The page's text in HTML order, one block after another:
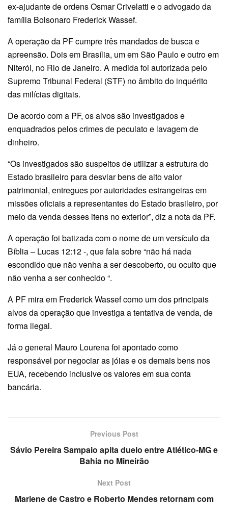
ex-ajudante de ordens Osmar Crivelatti e o advogado da
família Bolsonaro Frederick Wassef.
A operação da PF cumpre três mandados de busca e
apreensão. Dois em Brasília, um em São Paulo e outro em
Niterói, no Rio de Janeiro. A medida foi autorizada pelo
Supremo Tribunal Federal (STF) no âmbito do inquérito
das milícias digitais.
De acordo com a PF, os alvos são investigados e
enquadrados pelos crimes de peculato e lavagem de
dinheiro.
“Os investigados são suspeitos de utilizar a estrutura do
Estado brasileiro para desviar bens de alto valor
patrimonial, entregues por autoridades estrangeiras em
missões oficiais a representantes do Estado brasileiro, por
meio da venda desses itens no exterior”, diz a nota da PF.
A operação foi batizada com o nome de um versículo da
Bíblia – Lucas 12:12 -, que fala sobre “não há nada
escondido que não venha a ser descoberto, ou oculto que
não venha a ser conhecido “.
A PF mira em Frederick Wassef como um dos principais
alvos da operação que investiga a tentativa de venda, de
forma ilegal.
Já o general Mauro Lourena foi apontado como
responsável por negociar as jóias e os demais bens nos
EUA, recebendo inclusive os valores em sua conta
bancária.
Previous Post
Sávio Pereira Sampaio apita duelo entre Atlético-MG e
Bahia no Mineirão
Next Post
Mariene de Castro e Roberto Mendes retornam com